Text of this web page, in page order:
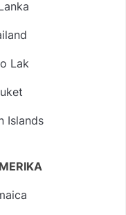
Lak
Islands